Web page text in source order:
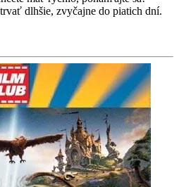
dlhšie, zvyčajne do piatich dní.